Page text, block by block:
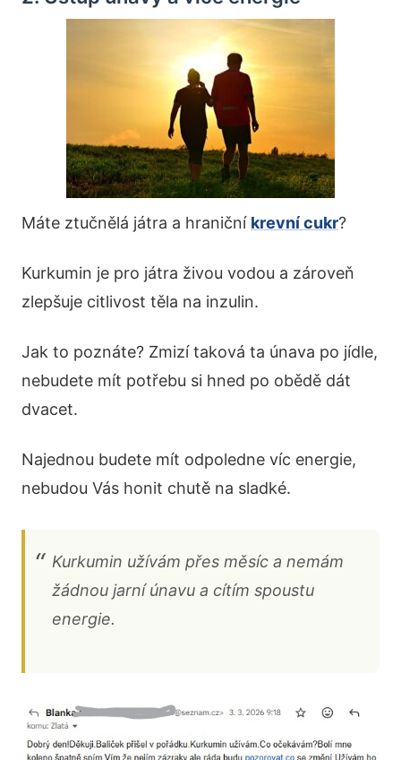
Máte ztučnělá játra a hraniční krevní cukr?
Kurkumin je pro játra živou vodou a zároveň
zlepšuje citlivost těla na inzulin.
Jak to poznáte? Zmizí taková ta únava po jídle,
nebudete mít potřebu si hned po obědě dát
dvacet.
Najednou budete mít odpoledne víc energie,
nebudou Vás honit chutě na sladké.
Kurkumin užívám přes měsíc a nemám
žádnou jarní únavu a cítím spoustu
energie.